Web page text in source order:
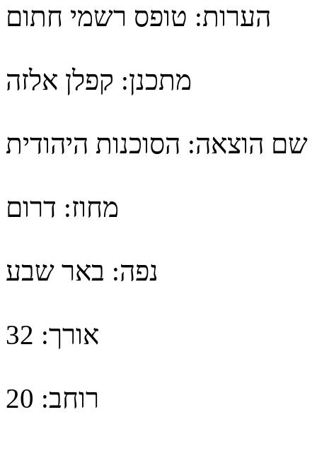
הערות: טופס רשמי חתום
מתכנן: קפלן אלזה
שם הוצאה: הסוכנות היהודית
מחוז: דרום
נפה: באר שבע
אורך: 32
רוחב: 20